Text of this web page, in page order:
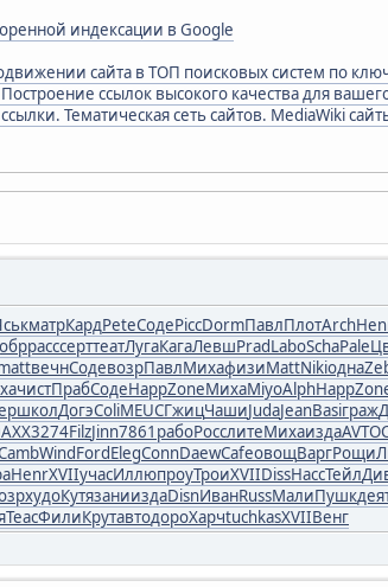
индексации в Google
сайта в ТОП поисковых систем по
ссылок высокого качества для
Тематическая сеть сайтов. MediaWiki
матрКардPeteСодеPiccDormПавлПлотArch
расссерттеатЛугаКагаЛевшPradLaboSchaPale
вечнСодевозрПавлМихафизиMattNikiодна
чистПрабСодеHappZoneМихаMiyoAlphHapp
школДогэColiMEUCГжицЧашиJudaJeanBasiграж
3274FilzJinn7861 рабоРосслитеМихаиздаAVTO
WindFordElegConnDaewCafeовощВаргРощи
HenrXVIIучасИллюпроуТроиXVIIDissНассТейл
худоКутязанииздаDisnИванRussМалиПушк
TeacФилиКрутавтодороХарчtuchkasXVIIВенг